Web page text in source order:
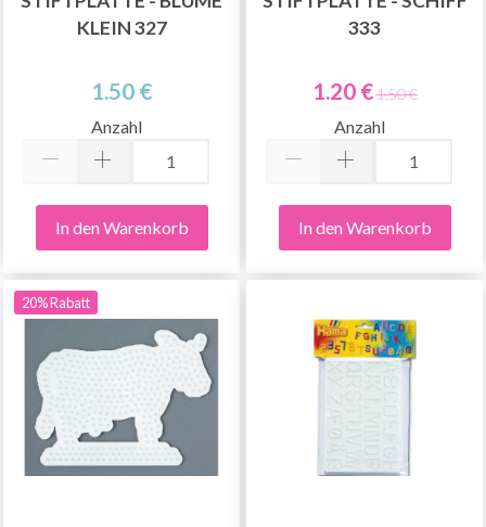
KLEIN 327
1.50 €
Anzahl
In den Warenkorb
333
1.20 €1.50 €
Anzahl
In den Warenkorb
20% Rabatt